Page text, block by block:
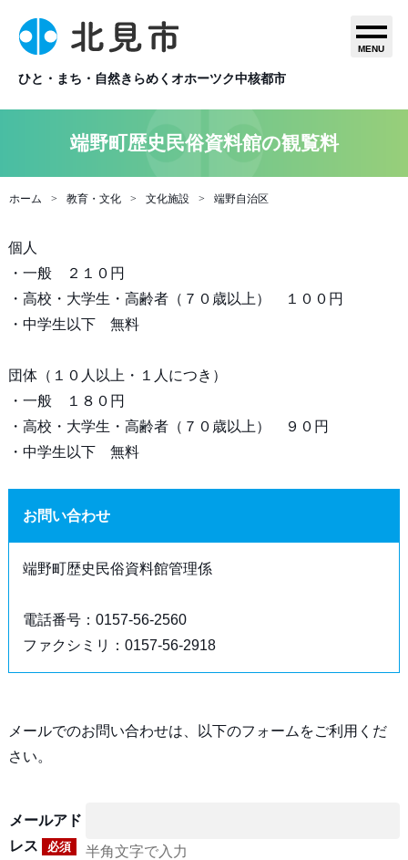
ひと・まち・自然きらめくオホーツク中核都市
MENU
端野町歴史民俗資料館の観覧料
ホーム 教育・文化 文化施設 端野自治区
個人
・一般 ２１０円
・高校・大学生・高齢者（７０歳以上） １００円
・中学生以下 無料
団体（１０人以上・１人につき）
・一般 １８０円
・高校・大学生・高齢者（７０歳以上） ９０円
・中学生以下 無料
お問い合わせ
端野町歴史民俗資料館管理係
電話番号：0157-56-2560
ファクシミリ：0157-56-2918
メールでのお問い合わせは、以下のフォームをご利用くだ
さい。
メールアド
レス
必須 半角文字で入力